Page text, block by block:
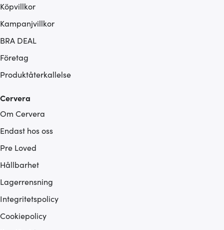
Köpvillkor
Kampanjvillkor
BRA DEAL
Företag
Produktåterkallelse
Cervera
Om Cervera
Endast hos oss
Pre Loved
Hållbarhet
Lagerrensning
Integritetspolicy
Cookiepolicy